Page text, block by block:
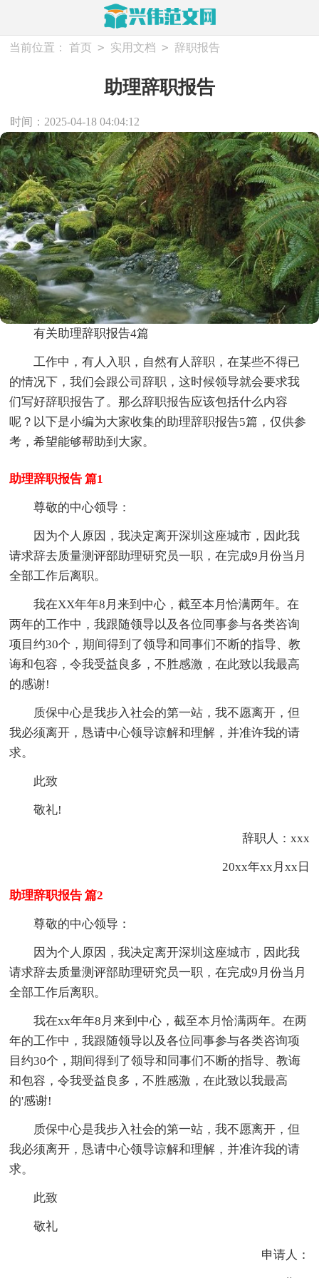
当前位置： 首页 > 实用文档 > 辞职报告
助理辞职报告
时间：2025-04-18 04:04:12
有关助理辞职报告4篇
工作中，有人入职，自然有人辞职，在某些不得已
的情况下，我们会跟公司辞职，这时候领导就会要求我
们写好辞职报告了。那么辞职报告应该包括什么内容
呢？以下是小编为大家收集的助理辞职报告5篇，仅供参
考，希望能够帮助到大家。
助理辞职报告 篇1
尊敬的中心领导：
因为个人原因，我决定离开深圳这座城市，因此我
请求辞去质量测评部助理研究员一职，在完成9月份当月
全部工作后离职。
我在XX年年8月来到中心，截至本月恰满两年。在
两年的工作中，我跟随领导以及各位同事参与各类咨询
项目约30个，期间得到了领导和同事们不断的指导、教
诲和包容，令我受益良多，不胜感激，在此致以我最高
的感谢!
质保中心是我步入社会的第一站，我不愿离开，但
我必须离开，恳请中心领导谅解和理解，并准许我的请
求。
此致
敬礼!
辞职人：xxx
20xx年xx月xx日
助理辞职报告 篇2
尊敬的中心领导：
因为个人原因，我决定离开深圳这座城市，因此我
请求辞去质量测评部助理研究员一职，在完成9月份当月
全部工作后离职。
我在xx年年8月来到中心，截至本月恰满两年。在两
年的工作中，我跟随领导以及各位同事参与各类咨询项
目约30个，期间得到了领导和同事们不断的指导、教诲
和包容，令我受益良多，不胜感激，在此致以我最高
的'感谢!
质保中心是我步入社会的第一站，我不愿离开，但
我必须离开，恳请中心领导谅解和理解，并准许我的请
求。
此致
敬礼
申请人：